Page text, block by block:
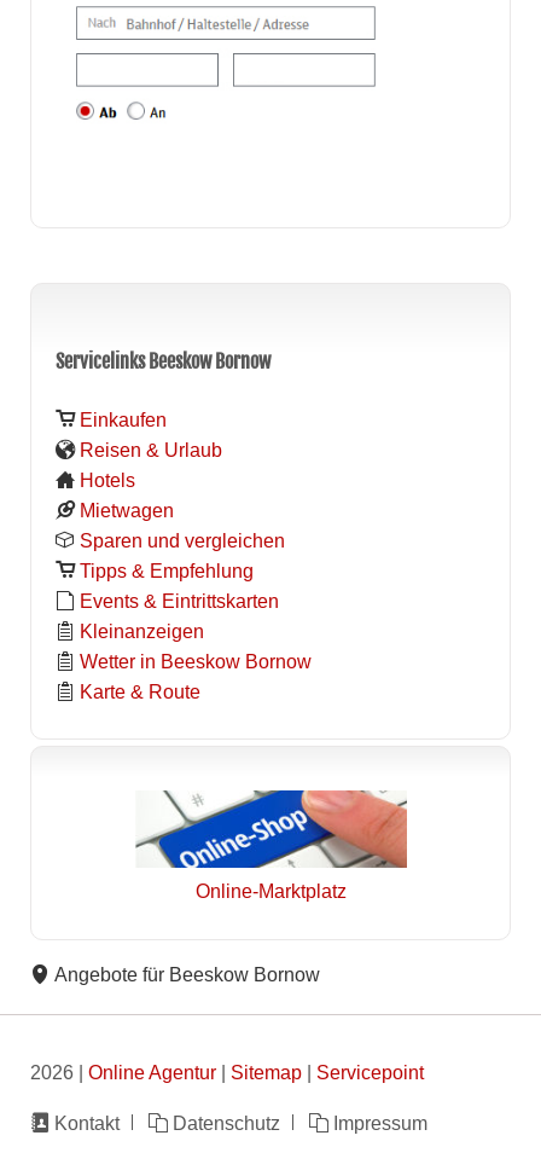
Servicelinks Beeskow Bornow
Einkaufen
Reisen & Urlaub
Hotels
Mietwagen
Sparen und vergleichen
Tipps & Empfehlung
Events & Eintrittskarten
Kleinanzeigen
Wetter in Beeskow Bornow
Karte & Route
Online-Marktplatz
Angebote für Beeskow Bornow
2026 | Online Agentur| Sitemap| Servicepoint
Navigation
Kontakt Datenschutz Impressum